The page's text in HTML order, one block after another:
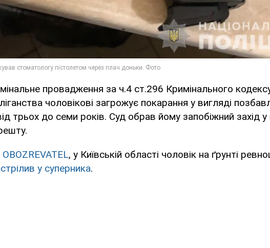
провадження за ч.4 ст.296 Кримінального
чоловікові загрожує покарання у вигляді
трьох до семи років. Суд обрав йому запобіжний захід у
OBOZREVATEL, у Київській області чоловік на ґрунті
у суперника.